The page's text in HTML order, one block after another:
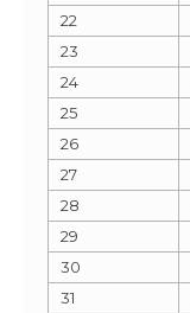
22
23
24
25
26
27
28
29
30
31